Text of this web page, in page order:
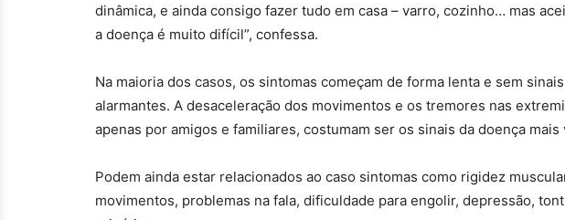
dinâmica, e ainda consigo fazer tudo em casa – varro, cozinho… mas
a doença é muito difícil”, confessa.
Na maioria dos casos, os sintomas começam de forma lenta e sem sinais
alarmantes. A desaceleração dos movimentos e os tremores nas
apenas por amigos e familiares, costumam ser os sinais da doença mais
Podem ainda estar relacionados ao caso sintomas como rigidez
movimentos, problemas na fala, dificuldade para engolir, depressão,